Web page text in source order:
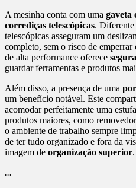
A mesinha conta com uma gaveta
corrediças telescópicas. Diferente
telescópicas asseguram um
completo, sem o risco de emperrar
de alta performance oferece
guardar ferramentas e produtos
Além disso, a presença de uma
um benefício notável. Este
acomodar perfeitamente uma
produtos maiores, como
o ambiente de trabalho sempre
de ter tudo organizado e fora da
imagem de organização superior.
...